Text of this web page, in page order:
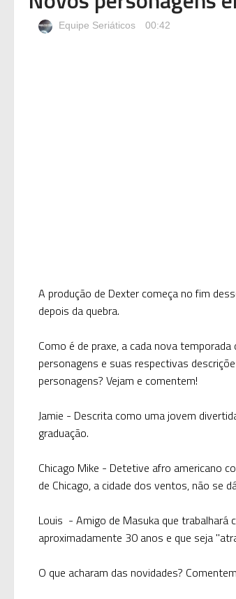
Equipe Seriáticos 00:42
A produção de Dexter começa no fim
depois da quebra.
Como é de praxe, a cada nova
personagens e suas respectivas
personagens? Vejam e comentem!
Jamie - Descrita como uma jovem
graduação.
Chicago Mike - Detetive afro americano
de Chicago, a cidade dos ventos, não se
Louis - Amigo de Masuka que
aproximadamente 30 anos e que seja
O que acharam das novidades?